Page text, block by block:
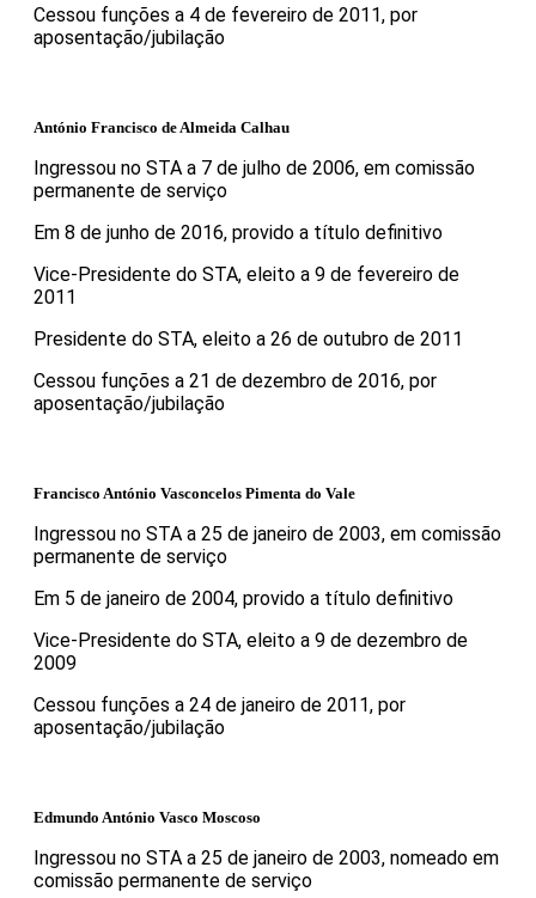
Cessou funções a 4 de fevereiro de 2011, por
aposentação/jubilação
António Francisco de Almeida Calhau
Ingressou no STA a 7 de julho de 2006, em comissão
permanente de serviço
Em 8 de junho de 2016, provido a título definitivo
Vice-Presidente do STA, eleito a 9 de fevereiro de
2011
Presidente do STA, eleito a 26 de outubro de 2011
Cessou funções a 21 de dezembro de 2016, por
aposentação/jubilação
Francisco António Vasconcelos Pimenta do Vale
Ingressou no STA a 25 de janeiro de 2003, em comissão
permanente de serviço
Em 5 de janeiro de 2004, provido a título definitivo
Vice-Presidente do STA, eleito a 9 de dezembro de
2009
Cessou funções a 24 de janeiro de 2011, por
aposentação/jubilação
Edmundo António Vasco Moscoso
Ingressou no STA a 25 de janeiro de 2003, nomeado em
comissão permanente de serviço